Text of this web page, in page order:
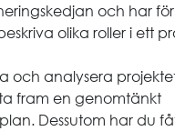
och har
olika roller i ett
och analysera
fram en genomtänkt
Dessutom har du